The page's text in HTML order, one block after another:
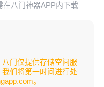
在八门神器APP内下载
门仅提供存储空间服
们将第一时间进行处
。